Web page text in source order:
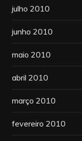
julho 2010
junho 2010
maio 2010
abril 2010
março 2010
fevereiro 2010